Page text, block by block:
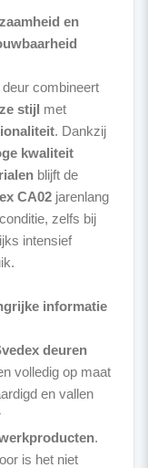
en
combineert
stijl met
. Dankzij
kwaliteit
blijft de
CA02jarenlang
zelfs bij
intensief
informatie
deuren
volledig op maat
en vallen
.
is het niet